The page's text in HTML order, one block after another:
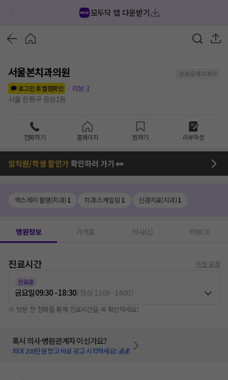
모두닥 앱 다운받기
서울본치과의원
정보공개 미동의
로그인 후 별점확인
리뷰 3
서울 은평구 응암1동
전화하기 홈페이지 찜하기 리뷰작성
임직원/학생 할인가확인하러 가기 👀
엑스레이 촬영(치과) 1 치과 스케일링 1 신경치료(치과)1
병원정보 가격표 의사(1) 리뷰(3)
진료시간 수정 요청
진료중
금요일09:30 - 18:30(점심 13:00-14:00)
※ 방문 전 전화를 통해 진료시간을 꼭 확인하세요!
혹시 의사·병원관계자 이신가요?
최대 200만원 받고 바로 광고 시작하세요! 💰💰